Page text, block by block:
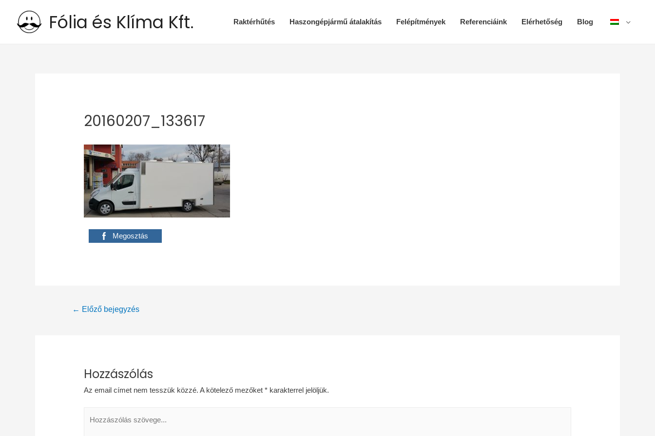
Fólia és Klíma Kft. Raktérhűtés Haszongépjármű átalakítás Felépítmények Referenciáink Elérhetőség Blog
20160207_133617
Megosztás
Bejegyzés
← Előző bejegyzés
Hozzászólás
Az email címet nem tesszük közzé. A kötelező mezőket* karakterrel jelöljük.